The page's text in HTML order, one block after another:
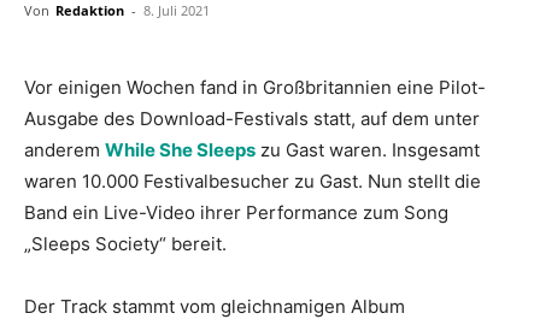
Von Redaktion - 8. Juli 2021
Vor einigen Wochen fand in Großbritannien eine Pilot-
Ausgabe des Download-Festivals statt, auf dem unter
anderem While She Sleeps zu Gast waren. Insgesamt
waren 10.000 Festivalbesucher zu Gast. Nun stellt die
Band ein Live-Video ihrer Performance zum Song
„Sleeps Society“ bereit.
Der Track stammt vom gleichnamigen Album